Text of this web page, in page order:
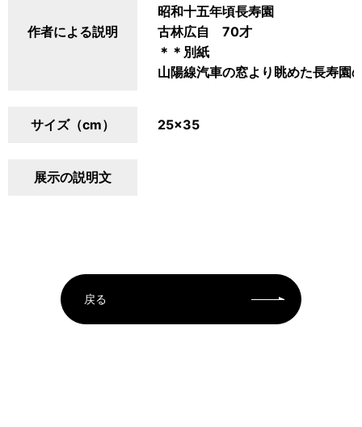
作者による説明
昭和十五年頃長寿園
古林広自 70才
＊＊別紙
山陽線汽車の窓より眺めた長寿園
サイズ（cm） 25×35
展示の説明文
戻る